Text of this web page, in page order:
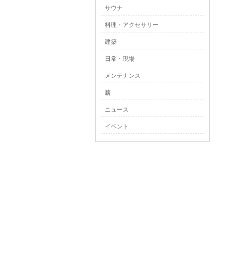
サウナ
料理・アクセサリー
建築
日常・現場
メンテナンス
薪
ニュース
イベント